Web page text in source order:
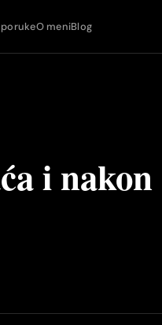
O meniBlog
i nakon